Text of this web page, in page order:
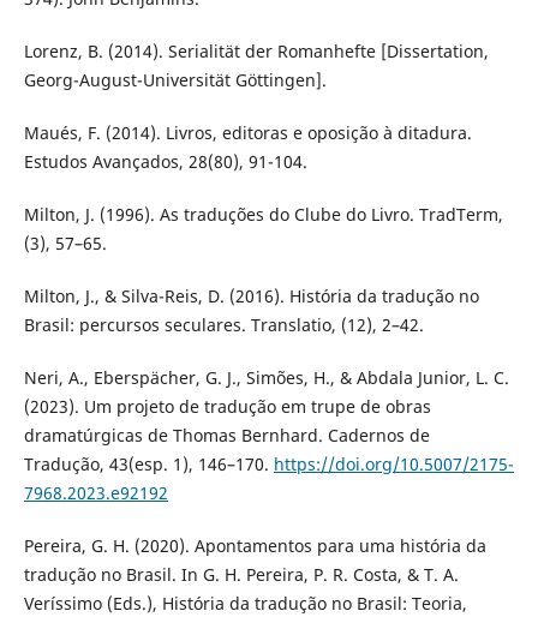
Lorenz, B. (2014). Serialität der Romanhefte [Dissertation,
Georg-August-Universität Göttingen].
Maués, F. (2014). Livros, editoras e oposição à ditadura.
Estudos Avançados, 28(80), 91-104.
Milton, J. (1996). As traduções do Clube do Livro. TradTerm,
(3), 57–65.
Milton, J., & Silva-Reis, D. (2016). História da tradução no
Brasil: percursos seculares. Translatio, (12), 2–42.
Neri, A., Eberspächer, G. J., Simões, H., & Abdala Junior, L. C.
(2023). Um projeto de tradução em trupe de obras
dramatúrgicas de Thomas Bernhard. Cadernos de
Tradução, 43(esp. 1), 146–170. https://doi.org/10.5007/2175-
7968.2023.e92192
Pereira, G. H. (2020). Apontamentos para uma história da
tradução no Brasil. In G. H. Pereira, P. R. Costa, & T. A.
Veríssimo (Eds.), História da tradução no Brasil: Teoria,